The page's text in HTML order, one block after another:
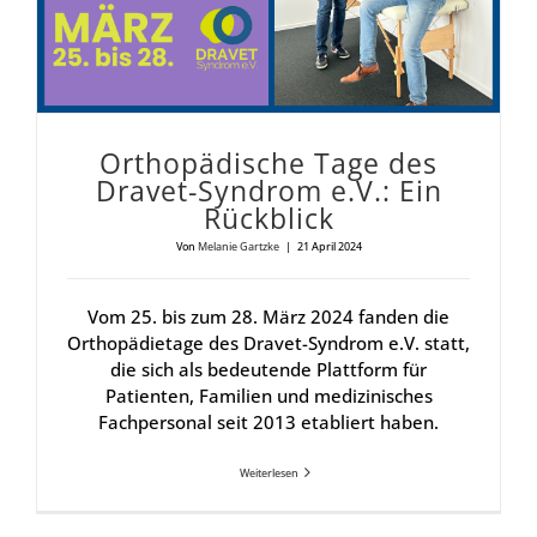
Ortho­pä­di­sche Tage des
Dra­vet-Syn­drom e.V.: Ein
Rück­blick
Von Melanie Gartzke | 21 April 2024
Vom 25. bis zum 28. März 2024 fanden die
Orthopädietage des Dravet-Syndrom e.V. statt,
die sich als bedeutende Plattform für
Patienten, Familien und medizinisches
Fachpersonal seit 2013 etabliert haben.
Weiterlesen